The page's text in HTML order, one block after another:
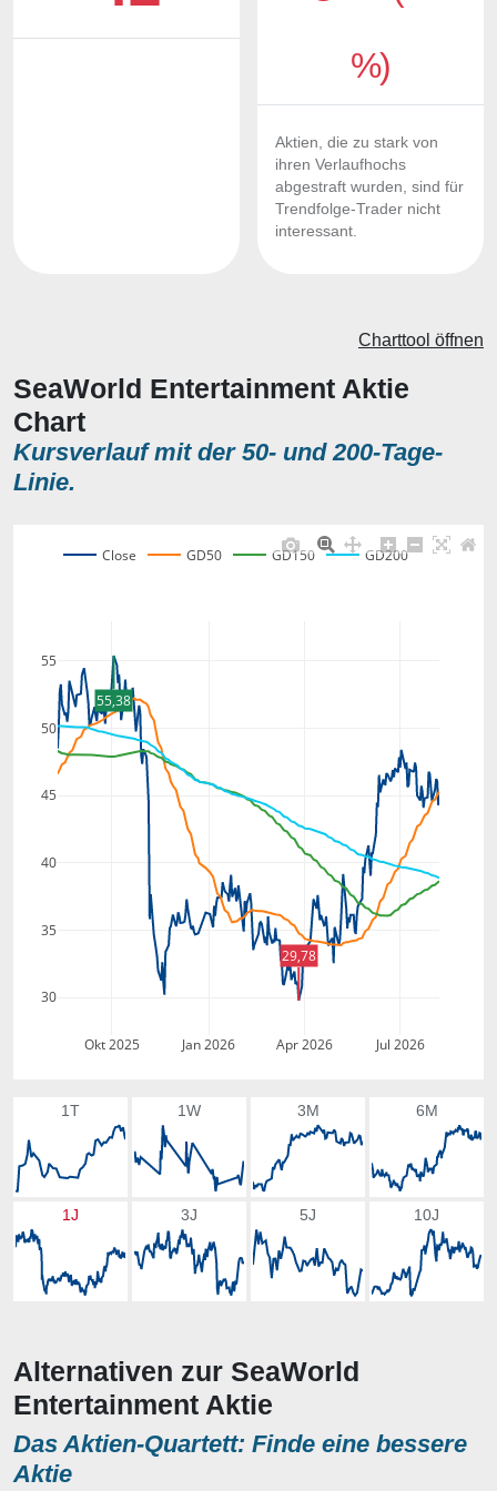
%)
Aktien, die zu stark von
ihren Verlaufhochs
abgestraft wurden, sind für
Trendfolge-Trader nicht
interessant.
SeaWorld Entertainment Aktie
Chart
Kursverlauf mit der 50- und 200-Tage-
Linie.
Charttool öffnen
Okt 2025 Jan 2026 Apr 2026 Jul 2026
30
35
40
45
50
55
Close GD50 GD150 GD200
55,38
29,78
1T 1W 3M 6M
1J 3J 5J 10J
Alternativen zur SeaWorld
Entertainment Aktie
Das Aktien-Quartett: Finde eine bessere
Aktie